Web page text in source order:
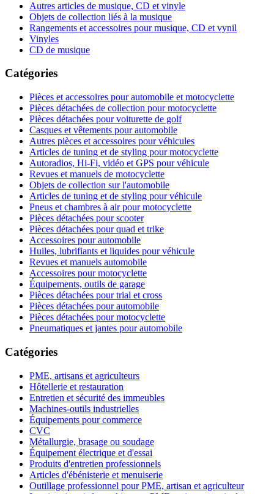
Autres articles de musique, CD et vinyle
Objets de collection liés à la musique
Rangements et accessoires pour musique, CD et vynil
Vinyles
CD de musique
Catégories
Pièces et accessoires pour automobile et motocyclette
Pièces détachées de collection pour motocyclette
Pièces détachées pour voiturette de golf
Casques et vêtements pour automobile
Autres pièces et accessoires pour véhicules
Articles de tuning et de styling pour motocyclette
Autoradios, Hi-Fi, vidéo et GPS pour véhicule
Revues et manuels de motocyclette
Objets de collection sur l'automobile
Articles de tuning et de styling pour véhicule
Pneus et chambres à air pour motocyclette
Pièces détachées pour scooter
Pièces détachées pour quad et trike
Accessoires pour automobile
Huiles, lubrifiants et liquides pour véhicule
Revues et manuels automobile
Accessoires pour motocyclette
Équipements, outils de garage
Pièces détachées pour trial et cross
Pièces détachées pour automobile
Pièces détachées pour motocyclette
Pneumatiques et jantes pour automobile
Catégories
PME, artisans et agriculteurs
Hôtellerie et restauration
Entretien et sécurité des immeubles
Machines-outils industrielles
Équipements pour commerce
CVC
Métallurgie, brasage ou soudage
Équipement électrique et d'essai
Produits d'entretien professionnels
Articles d'ébénisterie et menuiserie
Outillage professionnel pour PME, artisan et agriculteur